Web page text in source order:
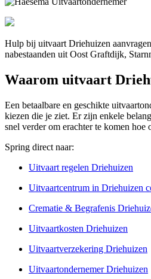
Hulp bij uitvaart Driehuizen
nabestaanden uit Oost Graftdijk,
Waarom uitvaart
Een betaalbare en geschikte
kiezen die je ziet. Er zijn enkele
snel verder om erachter te komen
Spring direct naar:
Uitvaart regelen Driehuizen
Uitvaartcentrum in Driehuizen
Crematie & Begrafenis
Uitvaartkosten Driehuizen
Uitvaartverzekering Driehuizen
Uitvaartondernemer Driehuizen